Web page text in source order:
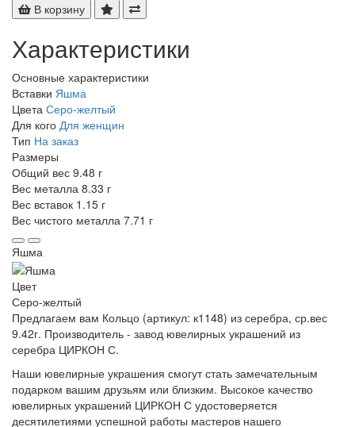
В корзину
Характеристики
Основные характеристики
Вставки Яшма
Цвета Серо-желтый
Для кого Для женщин
Тип На заказ
Размеры
Общий вес 9.48 г
Вес металла 8.33 г
Вес вставок 1.15 г
Вес чистого металла 7.71 г
Яшма
Цвет
Серо-желтый
Предлагаем вам Кольцо (артикул: к1148) из серебра, ср.вес
9.42г. Производитель - завод ювелирных украшений из
серебра ЦИРКОН С.
Наши ювелирные украшения смогут стать замечательным
подарком вашим друзьям или близким. Высокое качество
ювелирных украшений ЦИРКОН С удостоверяется
десятилетиями успешной работы мастеров нашего